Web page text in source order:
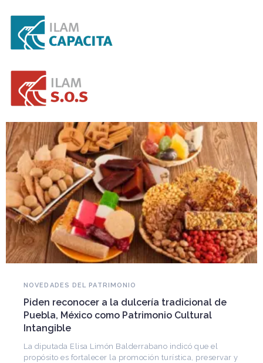
NOVEDADES DEL PATRIMONIO
Piden reconocer a la dulcería tradicional de
Puebla, México como Patrimonio Cultural
Intangible
La diputada Elisa Limón Balderrabano indicó que el
propósito es fortalecer la promoción turística, preservar y